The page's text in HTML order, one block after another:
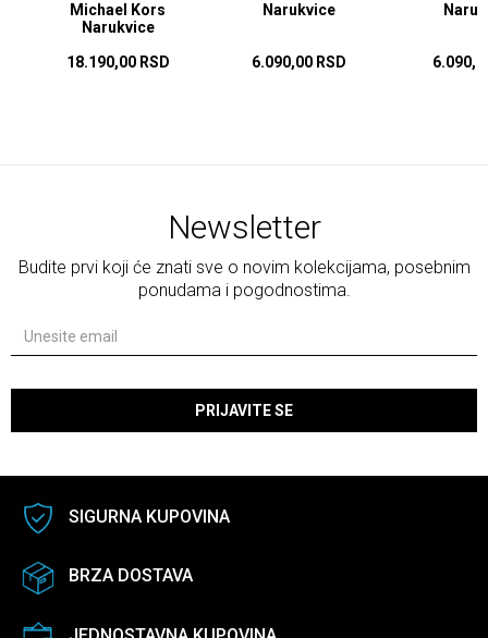
Michael Kors
Narukvice
18.190,00 RSD
Narukvice
6.090,00 RSD
Newsletter
Budite prvi koji će znati sve o novim kolekcijama, posebnim
ponudama i pogodnostima.
PRIJAVITE SE
SIGURNA KUPOVINA
BRZA DOSTAVA